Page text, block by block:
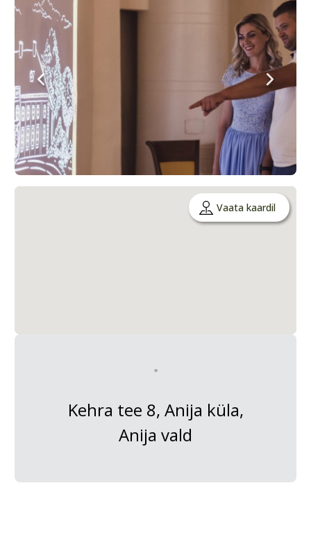
Vaata kaardil
Kehra tee 8, Anija küla,
Anija vald